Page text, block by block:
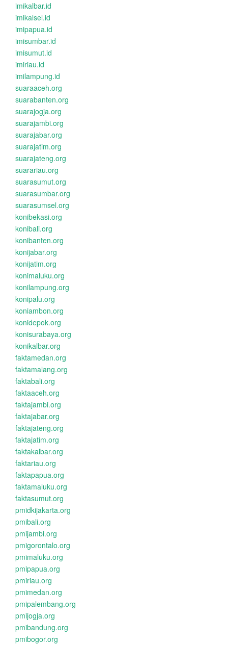
imikalbar.id
imikalsel.id
imipapua.id
imisumbar.id
imisumut.id
imiriau.id
imilampung.id
suaraaceh.org
suarabanten.org
suarajogja.org
suarajambi.org
suarajabar.org
suarajatim.org
suarajateng.org
suarariau.org
suarasumut.org
suarasumbar.org
suarasumsel.org
konibekasi.org
konibali.org
konibanten.org
konijabar.org
konijatim.org
konimaluku.org
konilampung.org
konipalu.org
koniambon.org
konidepok.org
konisurabaya.org
konikalbar.org
faktamedan.org
faktamalang.org
faktabali.org
faktaaceh.org
faktajambi.org
faktajabar.org
faktajateng.org
faktajatim.org
faktakalbar.org
faktariau.org
faktapapua.org
faktamaluku.org
faktasumut.org
pmidkijakarta.org
pmibali.org
pmijambi.org
pmigorontalo.org
pmimaluku.org
pmipapua.org
pmiriau.org
pmimedan.org
pmipalembang.org
pmijogja.org
pmibandung.org
pmibogor.org